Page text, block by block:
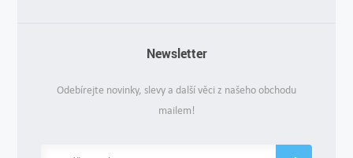
Newsletter
Odebírejte novinky, slevy a další věci z našeho obchodu
mailem!